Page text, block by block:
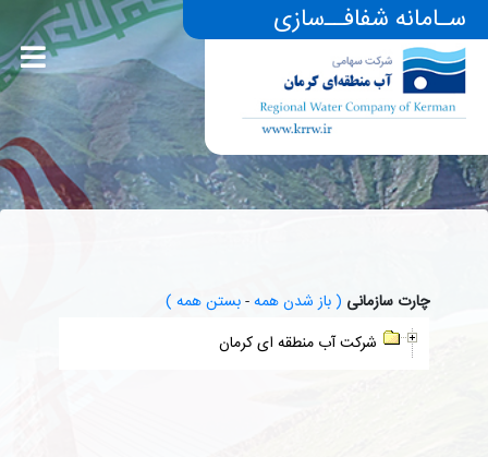
سـامانه شفافــ‌سازی
چارت سازمانی( باز شدن همه-بستن همه )
شرکت آب منطقه ای کرمان